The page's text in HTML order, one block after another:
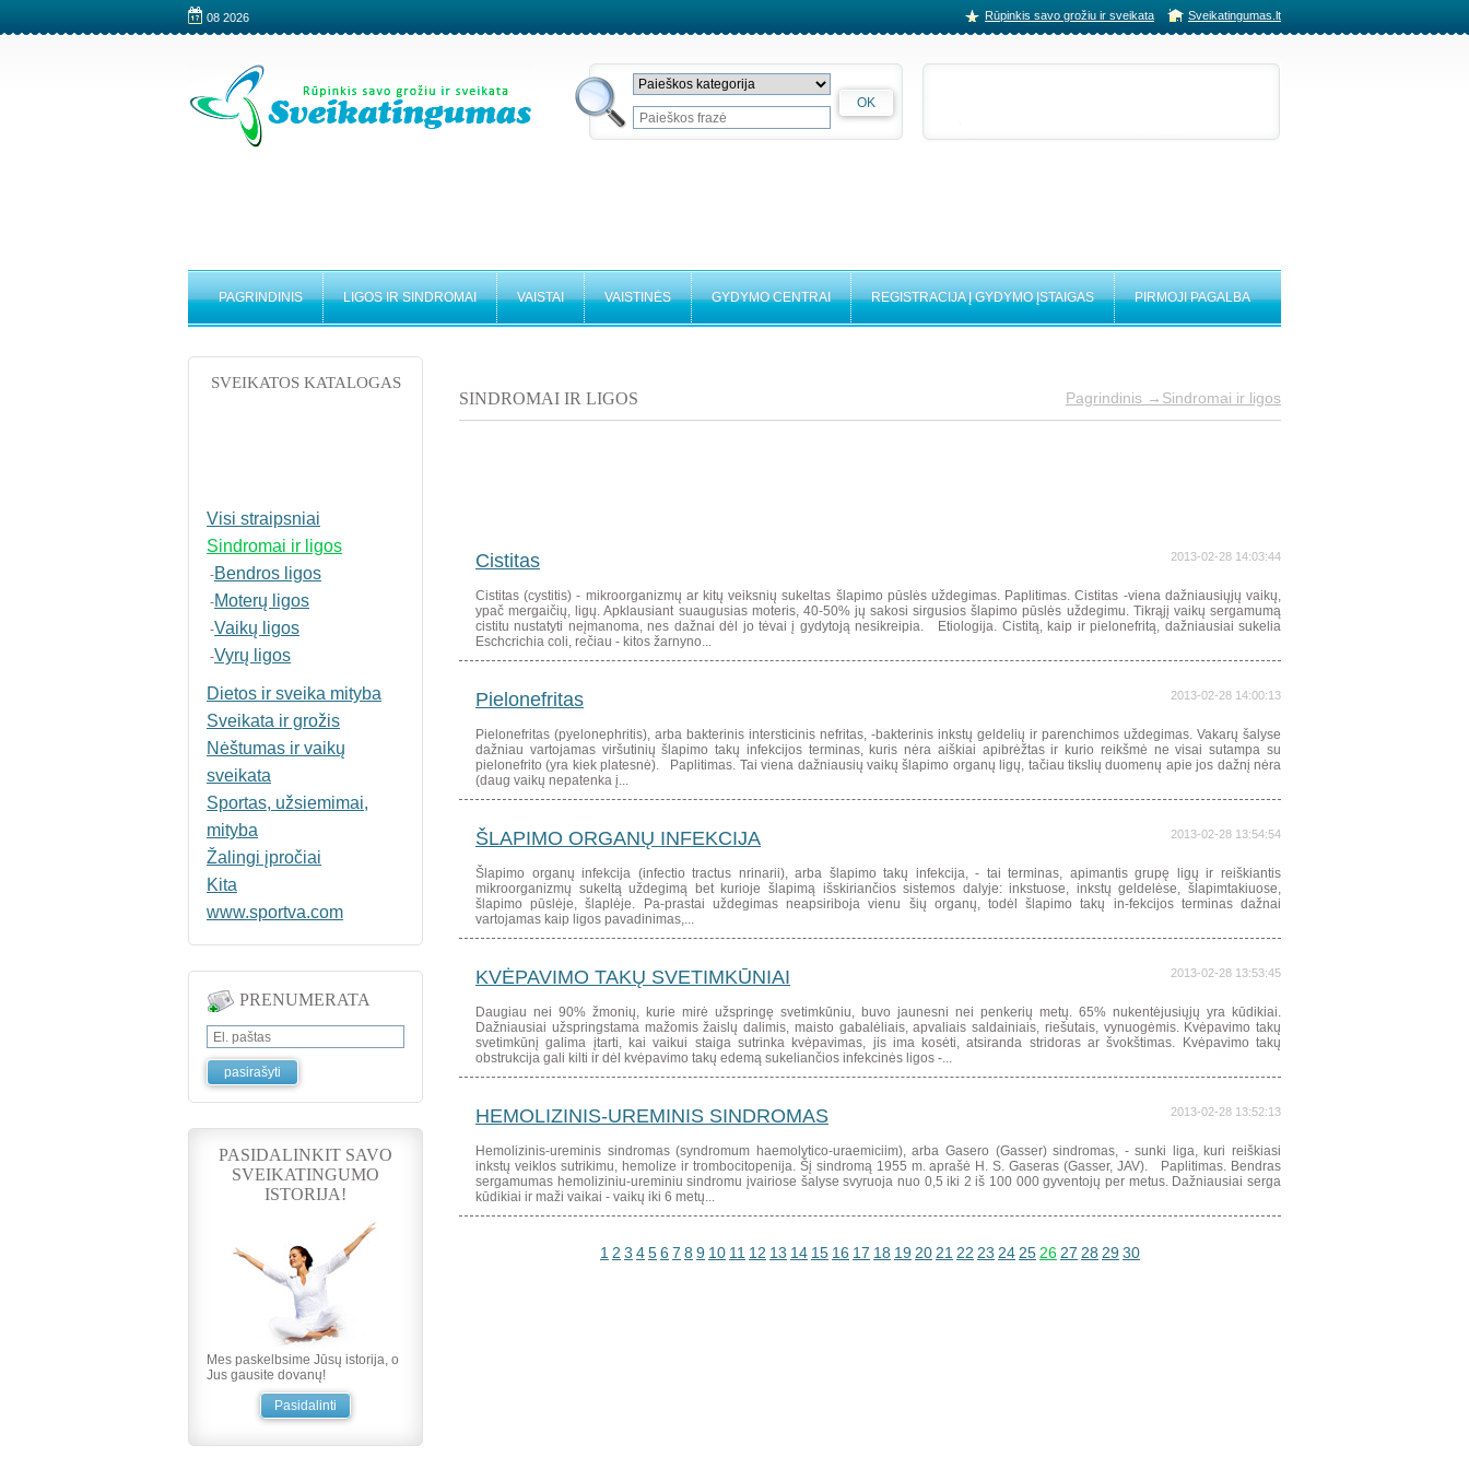
08 2026 Rūpinkis savo grožiu ir sveikata Sveikatingumas.lt
PAGRINDINIS LIGOS IR SINDROMAI VAISTAI VAISTINĖS GYDYMO CENTRAI REGISTRACIJA Į GYDYMO ĮSTAIGAS PIRMOJI PAGALBA
SINDROMAI IR LIGOS Sindromai ir ligos
Pagrindinis →
Cistitas 2013-02-28 14:03:44
Cistitas (cystitis) - mikroorganizmų ar kitų veiksnių sukeltas šlapimo pūslės uždegimas. Paplitimas. Cistitas -viena dažniausiųjų vaikų,
ypač mergaičių, ligų. Apklausiant suaugusias moteris, 40-50% jų sakosi sirgusios šlapimo pūslės uždegimu. Tikrąjį vaikų sergamumą
cistitu nustatyti neįmanoma, nes dažnai dėl jo tėvai į gydytoją nesikreipia. Etiologija. Cistitą, kaip ir pielonefritą, dažniausiai sukelia
Eschcrichia coli, rečiau - kitos žarnyno...
Pielonefritas 2013-02-28 14:00:13
Pielonefritas (pyelonephritis), arba bakterinis intersticinis nefritas, -bakterinis inkstų geldelių ir parenchimos uždegimas. Vakarų šalyse
dažniau vartojamas viršutinių šlapimo takų infekcijos terminas, kuris nėra aiškiai apibrėžtas ir kurio reikšmė ne visai sutampa su
pielonefrito (yra kiek platesnė). Paplitimas. Tai viena dažniausių vaikų šlapimo organų ligų, tačiau tikslių duomenų apie jos dažnį nėra
(daug vaikų nepatenka į...
ŠLAPIMO ORGANŲ INFEKCIJA 2013-02-28 13:54:54
Šlapimo organų infekcija (infectio tractus nrinarii), arba šlapimo takų infekcija, - tai terminas, apimantis grupę ligų ir reiškiantis
mikroorganizmų sukeltą uždegimą bet kurioje šlapimą išskiriančios sistemos dalyje: inkstuose, inkstų geldelėse, šlapimtakiuose,
šlapimo pūslėje, šlaplėje. Pa-prastai uždegimas neapsiriboja vienu šių organų, todėl šlapimo takų in-fekcijos terminas dažnai
vartojamas kaip ligos pavadinimas,...
KVĖPAVIMO TAKŲ SVETIMKŪNIAI 2013-02-28 13:53:45
Daugiau nei 90% žmonių, kurie mirė užspringę svetimkūniu, buvo jaunesni nei penkerių metų. 65% nukentėjusiųjų yra kūdikiai.
Dažniausiai užspringstama mažomis žaislų dalimis, maisto gabalėliais, apvaliais saldainiais, riešutais, vynuogėmis. Kvėpavimo takų
svetimkūnį galima įtarti, kai vaikui staiga sutrinka kvėpavimas, jis ima kosėti, atsiranda stridoras ar švokštimas. Kvėpavimo takų
obstrukcija gali kilti ir dėl kvėpavimo takų edemą sukeliančios infekcinės ligos -...
HEMOLIZINIS-UREMINIS SINDROMAS 2013-02-28 13:52:13
Hemolizinis-ureminis sindromas (syndromum haemolytico-uraemiciim), arba Gasero (Gasser) sindromas, - sunki liga, kuri reiškiasi
inkstų veiklos sutrikimu, hemolize ir trombocitopenija. Šį sindromą 1955 m. aprašė H. S. Gaseras (Gasser, JAV). Paplitimas. Bendras
sergamumas hemoliziniu-ureminiu sindromu įvairiose šalyse svyruoja nuo 0,5 iki 2 iš 100 000 gyventojų per metus. Dažniausiai serga
kūdikiai ir maži vaikai - vaikų iki 6 metų...
1 2 3 456 7 8 9 10 11 12 13 14 15 16 17 18 19 20 21 22 23 24 25 26 27 28 29 30
SVEIKATOS KATALOGAS
Visi straipsniai
Sindromai ir ligos
-Bendros ligos
-Moterų ligos
-Vaikų ligos
-Vyrų ligos
Dietos ir sveika mityba
Sveikata ir grožis
Nėštumas ir vaikų
sveikata
Sportas, užsiemimai,
mityba
Žalingi įpročiai
Kita
www.sportva.com
PRENUMERATA
PASIDALINKIT SAVO
SVEIKATINGUMO
ISTORIJA!
Mes paskelbsime Jūsų istorija, o
Jus gausite dovanų!
Pasidalinti